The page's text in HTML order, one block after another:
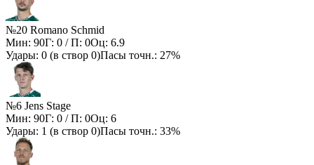
№20 Romano Schmid
Мин: 90Г: 0 / П: 0Оц: 6.9
Удары: 0 (в створ 0)Пасы точн.: 27%
№6 Jens Stage
Мин: 90Г: 0 / П: 0Оц: 6
Удары: 1 (в створ 0)Пасы точн.: 33%